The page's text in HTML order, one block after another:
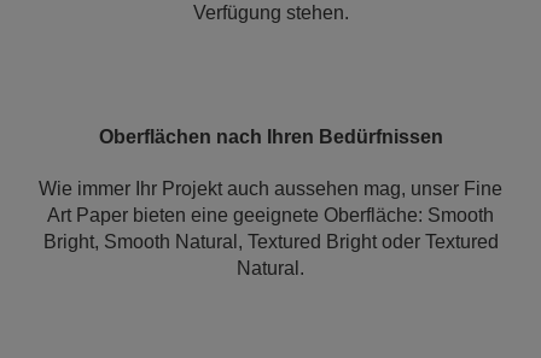
Verfügung stehen.
Oberflächen nach Ihren Bedürfnissen
Wie immer Ihr Projekt auch aussehen mag, unser Fine
Art Paper bieten eine geeignete Oberfläche: Smooth
Bright, Smooth Natural, Textured Bright oder Textured
Natural.